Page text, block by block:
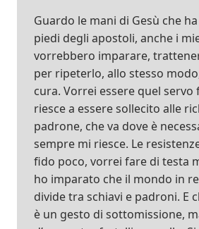
Guardo le mani di Gesù che
piedi degli apostoli, anche i
vorrebbero imparare,
per ripeterlo, allo stesso
cura. Vorrei essere quel servo
riesce a essere sollecito alle
padrone, che va dove è
sempre mi riesce. Le
fido poco, vorrei fare di testa
ho imparato che il mondo in
divide tra schiavi e padroni. E
è un gesto di sottomissione,